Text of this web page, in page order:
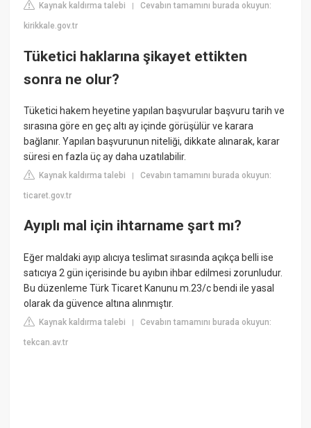
Kaynak kaldırma talebi |Cevabın tamamını burada okuyun:
kirikkale.gov.tr
Tüketici haklarına şikayet ettikten
sonra ne olur?
Tüketici hakem heyetine yapılan başvurular başvuru tarih ve
sırasına göre en geç altı ay içinde görüşülür ve karara
bağlanır. Yapılan başvurunun niteliği, dikkate alınarak, karar
süresi en fazla üç ay daha uzatılabilir.
Kaynak kaldırma talebi |Cevabın tamamını burada okuyun:
ticaret.gov.tr
Ayıplı mal için ihtarname şart mı?
Eğer maldaki ayıp alıcıya teslimat sırasında açıkça belli ise
satıcıya 2 gün içerisinde bu ayıbın ihbar edilmesi zorunludur.
Bu düzenleme Türk Ticaret Kanunu m.23/c bendi ile yasal
olarak da güvence altına alınmıştır.
Kaynak kaldırma talebi |Cevabın tamamını burada okuyun:
tekcan.av.tr